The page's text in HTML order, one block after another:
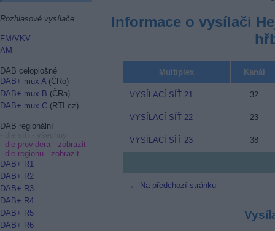
Rozhlasové vysílače
FM/VKV
AM
DAB celoplošné
DAB+ mux A(ČRo)
DAB+ mux B (ČRa)
DAB+ mux C (RTI cz)
DAB regionální
- dle providera - zobrazit
- dle regionů - zobrazit
DAB+ R1
DAB+ R2
DAB+ R3
DAB+ R4
DAB+ R5
DAB+ R6
Informace o vysílači
Multiplex Kanál
VYSÍLACÍ SÍŤ 21 32
VYSÍLACÍ SÍŤ 22 23
VYSÍLACÍ SÍŤ 23 38
← Na předchozí stránku